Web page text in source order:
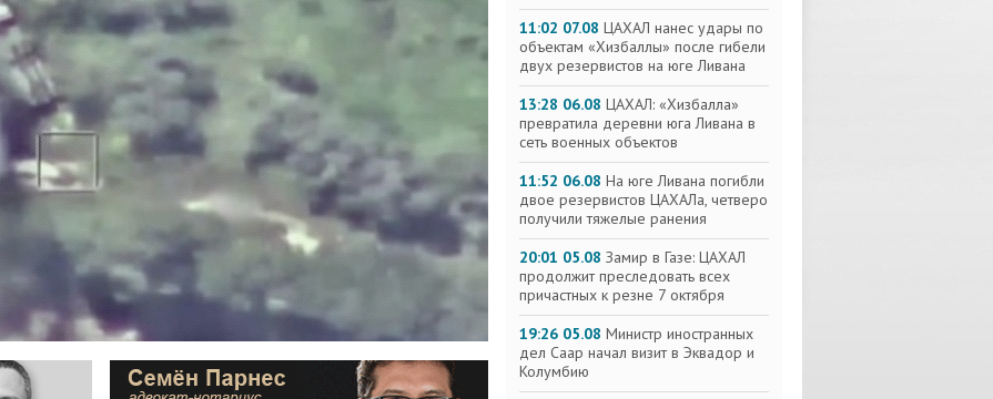
11:02 07.08 ЦАХАЛ нанес удары по
объектам «Хизбаллы» после гибели
двух резервистов на юге Ливана
13:28 06.08 ЦАХАЛ: «Хизбалла»
превратила деревни юга Ливана в
сеть военных объектов
11:52 06.08 На юге Ливана погибли
двое резервистов ЦАХАЛа, четверо
получили тяжелые ранения
20:01 05.08 Замир в Газе: ЦАХАЛ
продолжит преследовать всех
причастных к резне 7 октября
19:26 05.08 Министр иностранных
дел Саар начал визит в Эквадор и
Колумбию